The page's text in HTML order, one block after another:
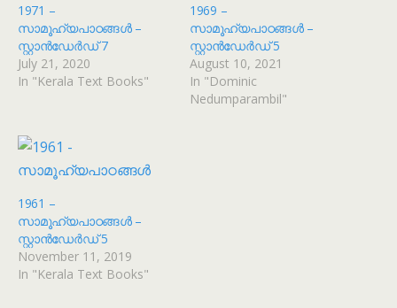
1971 –
സാമൂഹ്യപാഠങ്ങൾ –
സ്റ്റാൻഡേർഡ് 7
July 21, 2020
In "Kerala Text Books"
1969 –
സാമൂഹ്യപാഠങ്ങൾ –
സ്റ്റാൻഡേർഡ് 5
August 10, 2021
In "Dominic
Nedumparambil"
1961 –
സാമൂഹ്യപാഠങ്ങൾ –
സ്റ്റാൻഡേർഡ് 5
November 11, 2019
In "Kerala Text Books"